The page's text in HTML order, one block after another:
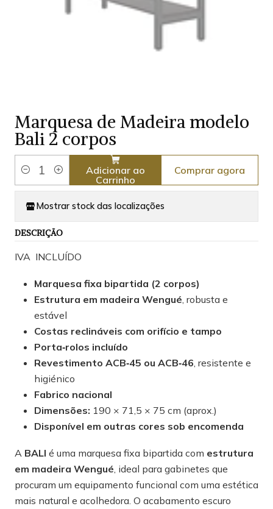
Marquesa de Madeira modelo
Bali 2 corpos
Quantidade
Adicionar ao
Carrinho
Comprar agora
Mostrar stock das localizações
DESCRIÇÃO
IVA INCLUÍDO
Marquesa fixa bipartida (2 corpos)
Estrutura em madeira Wengué , robusta e
estável
Costas reclináveis com orifício e tampo
Porta‑rolos incluído
Revestimento ACB‑45 ou ACB‑46 , resistente e
higiénico
Fabrico nacional
Dimensões: 190 × 71,5 × 75 cm (aprox.)
Disponível em outras cores sob encomenda
A BALI é uma marquesa fixa bipartida com estrutura
em madeira Wengué , ideal para gabinetes que
procuram um equipamento funcional com uma estética
mais natural e acolhedora. O acabamento escuro